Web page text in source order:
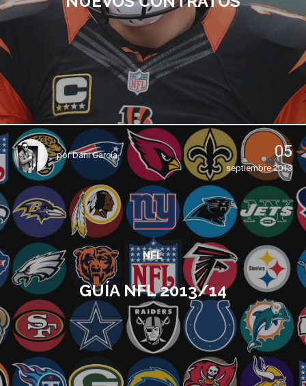
porDani García 05
septiembre 2013
NFL
GUÍA NFL 2013/14